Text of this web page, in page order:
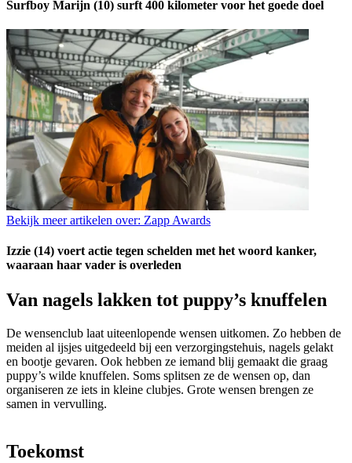
Surfboy Marijn (10) surft 400 kilometer voor het goede doel
Bekijk meer artikelen over: Zapp Awards
Izzie (14) voert actie tegen schelden met het woord kanker,
waaraan haar vader is overleden
Van nagels lakken tot puppy’s knuffelen
De wensenclub laat uiteenlopende wensen uitkomen. Zo hebben de
meiden al ijsjes uitgedeeld bij een verzorgingstehuis, nagels gelakt
en bootje gevaren. Ook hebben ze iemand blij gemaakt die graag
puppy’s wilde knuffelen. Soms splitsen ze de wensen op, dan
organiseren ze iets in kleine clubjes. Grote wensen brengen ze
samen in vervulling.
Toekomst